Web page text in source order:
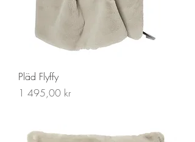
Pläd Flyffy
Pris
1 495,00 kr